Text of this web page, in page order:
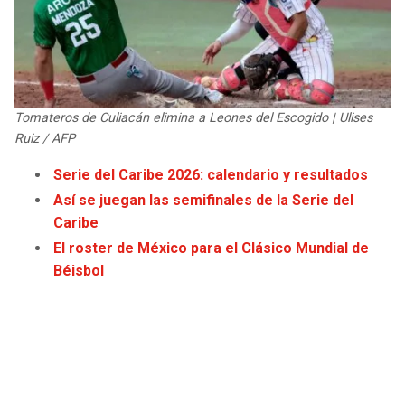
Tomateros de Culiacán elimina a Leones del Escogido | Ulises
Ruiz / AFP
Serie del Caribe 2026: calendario y resultados
Así se juegan las semifinales de la Serie del
Caribe
El roster de México para el Clásico Mundial de
Béisbol